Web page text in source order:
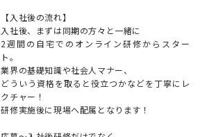
【入社後の流れ】
入社後、まずは同期の方々と一緒に
2週間の自宅でのオンライン研修からスター
ト。
業界の基礎知識や社会人マナー、
どういう資格を取ると役立つかなどを丁寧にレ
クチャー！
研修実施後に現場へ配属となります！